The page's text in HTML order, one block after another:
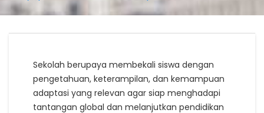
Sekolah berupaya membekali siswa dengan
pengetahuan, keterampilan, dan kemampuan
adaptasi yang relevan agar siap menghadapi
tantangan global dan melanjutkan pendidikan